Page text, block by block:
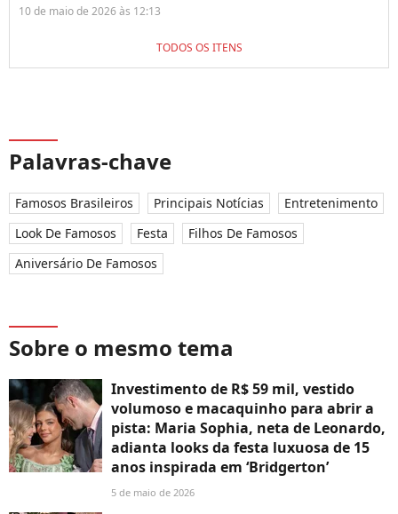
10 de maio de 2026 às 12:13
TODOS OS ITENS
Palavras-chave
Famosos Brasileiros Principais Notícias
Entretenimento
Look De Famosos
Festa
Filhos De Famosos
Aniversário De Famosos
Sobre o mesmo tema
Investimento de R$ 59 mil, vestido
volumoso e macaquinho para abrir a
pista: Maria Sophia, neta de Leonardo,
adianta looks da festa luxuosa de 15
anos inspirada em ‘Bridgerton’
5 de maio de 2026